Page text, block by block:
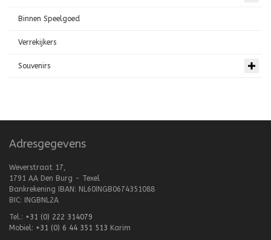
Binnen Speelgoed
Verrekijkers
Souvenirs
Adresgegevens
Weverstraat 17,
1791 AA Den Burg - Texel
Bankrekening IBAN: NL60INGB0674351088
BIC: INGBNL2A
Tel.: +31 (0) 222 314079
Mobiel: +31 (0) 6 44 351 513 Karim